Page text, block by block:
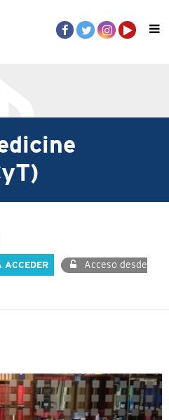
ACCEDER
Acceso desde